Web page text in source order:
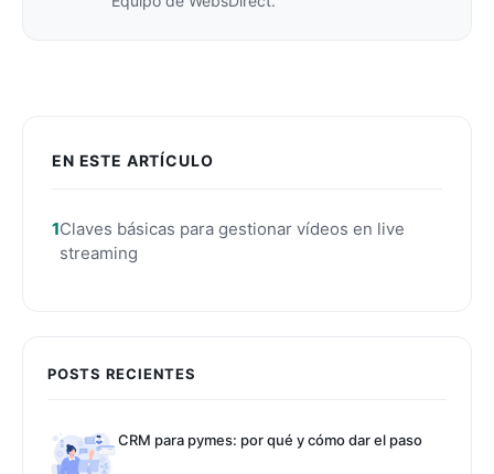
EN ESTE ARTÍCULO
Claves básicas para gestionar vídeos en live
streaming
POSTS RECIENTES
CRM para pymes: por qué y cómo dar el paso